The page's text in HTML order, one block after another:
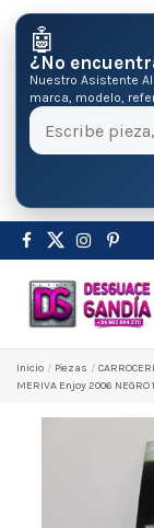
🤖
¿No
Nuestro Asistente
marca, modelo,
Inicio Pіezas
MERIVA Enjoy 2006 NEGRO